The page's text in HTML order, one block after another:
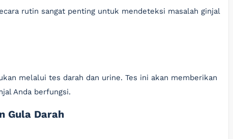
rutin sangat penting untuk mendeteksi masalah ginjal
melalui tes darah dan urine. Tes ini akan memberikan
Anda berfungsi.
Gula Darah